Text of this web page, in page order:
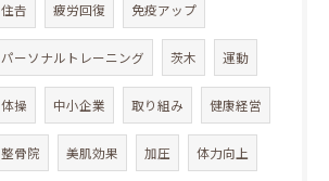
住𠮷 疲労回復 免疫アップ
パーソナルトレーニング 茨木 運動
体操 中小企業 取り組み 健康経営
整骨院 美肌効果 加圧 体力向上